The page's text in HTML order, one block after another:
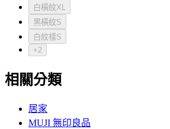
白橫紋XL
黑橫紋S
白紋樣S
+2
相關分類
居家
MUJI 無印良品